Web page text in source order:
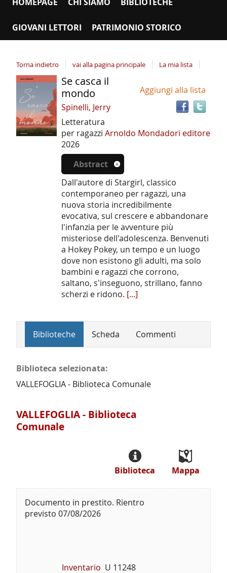
GIOVANI LETTORI PATRIMONIO STORICO
Torna indietro vai alla pagina principale La mia lista
Dettaglio
del
documento
Aggiungi alla lista
Se casca il
mondo
Spinelli, Jerry
Letteratura
per ragazzi Arnoldo Mondadori editore
2026
Abstract
Dall'autore di Stargirl, classico
contemporaneo per ragazzi, una
nuova storia incredibilmente
evocativa, sul crescere e abbandonare
l'infanzia per le avventure più
misteriose dell'adolescenza. Benvenuti
a Hokey Pokey, un tempo e un luogo
dove non esistono gli adulti, ma solo
bambini e ragazzi che corrono,
saltano, s'inseguono, strillano, fanno
scherzi e ridono. [...]
Biblioteche Scheda Commenti
Biblioteca selezionata:
VALLEFOGLIA - Biblioteca Comunale
VALLEFOGLIA - Biblioteca
Comunale
Mappa
Biblioteca
Documento in prestito. Rientro
previsto 07/08/2026
Inventario U 11248